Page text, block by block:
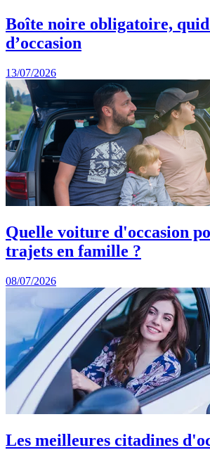
Boîte noire obligatoire,
d’occasion
13/07/2026
Quelle voiture d'occasion
trajets en famille ?
08/07/2026
Les meilleures citadines